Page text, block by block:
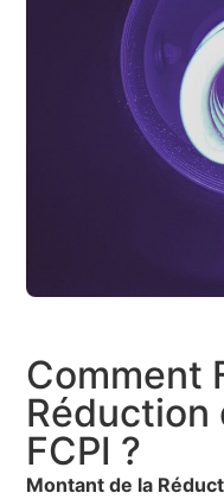
Comment
Réduction
FCPI ?
Montant de la